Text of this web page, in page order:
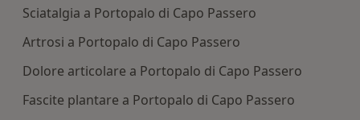
Sciatalgia a Portopalo di Capo Passero
Artrosi a Portopalo di Capo Passero
Dolore articolare a Portopalo di Capo Passero
Fascite plantare a Portopalo di Capo Passero